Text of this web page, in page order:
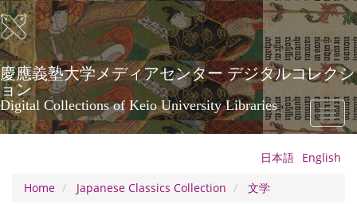
Skip
to
main
content
慶應義塾大学メディアセンター デジタルコレクシ
ョン
Digital Collections of Keio University Libraries
Toggle
日本語 English
Home
Japanese Classics Collection 文学